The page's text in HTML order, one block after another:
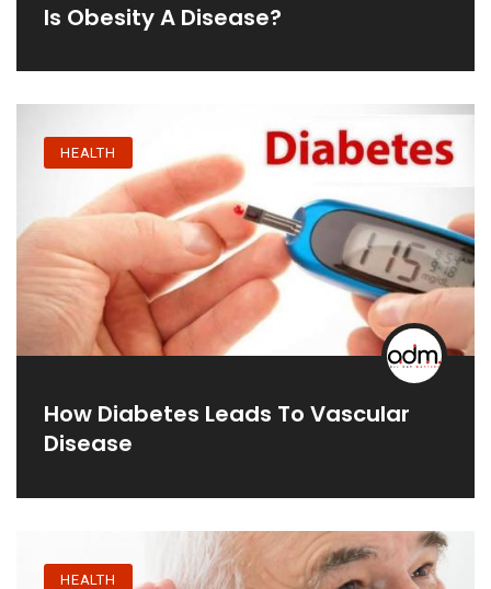
Is Obesity A Disease?
HEALTH
How Diabetes Leads To Vascular
Disease
HEALTH